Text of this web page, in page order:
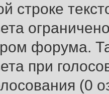
строке
форума.
при
(0